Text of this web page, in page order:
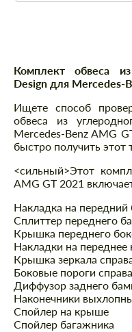
Описание
Комплект обвеса
Design для Mercedes-
Ищете способ
обвеса из
Mercedes-Benz AMG
быстро получить этот
<сильный>Этот
AMG GT 2021
Накладка на
Сплиттер переднего
Крышка переднего
Накладки на
Крышка зеркала
Боковые пороги
Диффузор заднего
Наконечники
Спойлер на крыше
Спойлер багажника